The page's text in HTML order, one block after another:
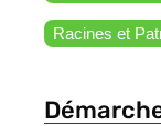
Racines et